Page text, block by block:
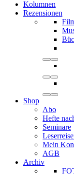
Kolumnen
Rezensionen
Shop
Abo
Hefte
Seminare
Mein
AGB
Archiv